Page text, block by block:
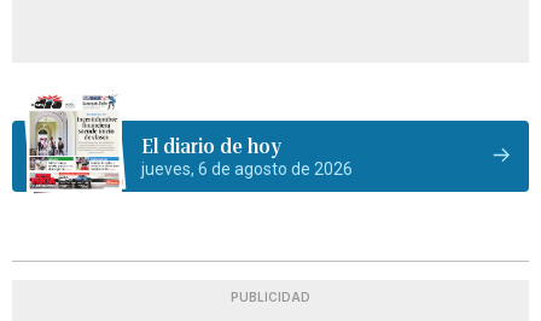
El diario de hoy
jueves, 6 de agosto de 2026
PUBLICIDAD